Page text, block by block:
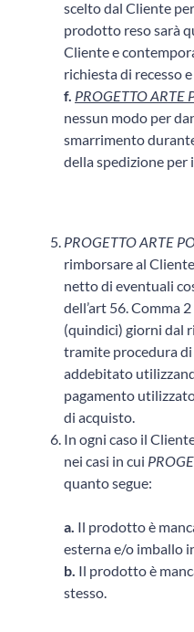
scelto dal Cliente
prodotto reso sarà
Cliente e
richiesta di recesso
f. PROGETTO ARTE
nessun modo per
smarrimento
della spedizione per
PROGETTO ARTE
rimborsare al
netto di eventuali
dell’art 56. Comma
(quindici) giorni dal
tramite procedura
addebitato
pagamento
di acquisto.
In ogni caso il
nei casi in cui
quanto segue:
a. Il prodotto è
esterna e/o imballo
b. Il prodotto è
stesso.